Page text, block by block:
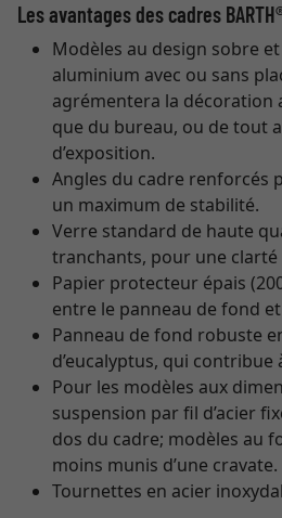
Les avantages des cadres
Modèles au design sobre
aluminium avec ou sans
agrémentera la décoration
que du bureau, ou de tout
d’exposition.
Angles du cadre renforcés
un maximum de stabilité.
Verre standard de haute
tranchants, pour une clarté
Papier protecteur épais
entre le panneau de fond
Panneau de fond robuste
d’eucalyptus, qui
Pour les modèles aux
suspension par fil d’acier
dos du cadre; modèles au
moins munis d’une cravate.
Tournettes en acier